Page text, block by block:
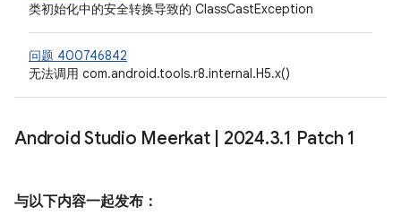
类初始化中的安全转换导致的 ClassCastException
问题 400746842
无法调用 com.android.tools.r8.internal.H5.x()
Android Studio Meerkat 2024.3.1 Patch 1
与以下内容一起发布：